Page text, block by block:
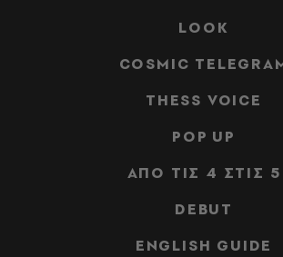
LOOK
COSMIC
THESS VOICE
POP UP
ΑΠΟ ΤΙΣ 4 ΣΤΙΣ 5
DEBUT
ENGLISH GUIDE